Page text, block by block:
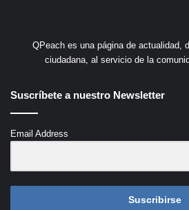
QPeach es una página de actualidad,
ciudadana, al servicio de la
Suscríbete a nuestro Newsletter
Email Address
Suscribirse